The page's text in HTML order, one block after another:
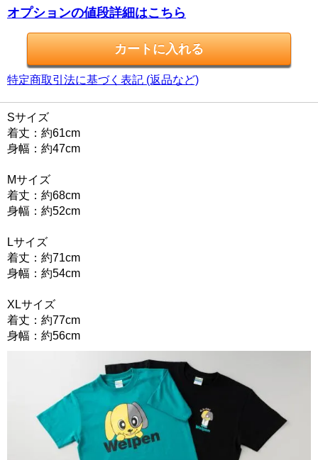
オプションの値段詳細はこちら
特定商取引法に基づく表記 (返品など)
Sサイズ
着丈：約61cm
身幅：約47cm
Mサイズ
着丈：約68cm
身幅：約52cm
Lサイズ
着丈：約71cm
身幅：約54cm
XLサイズ
着丈：約77cm
身幅：約56cm